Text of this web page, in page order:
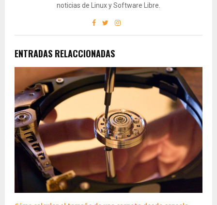
noticias de Linux y Software Libre.
ENTRADAS RELACCIONADAS